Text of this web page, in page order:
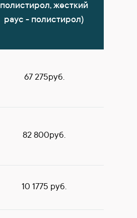
полистирол, жесткий
раус - полистирол)
67 275руб.
82 800руб.
10 1775 руб.